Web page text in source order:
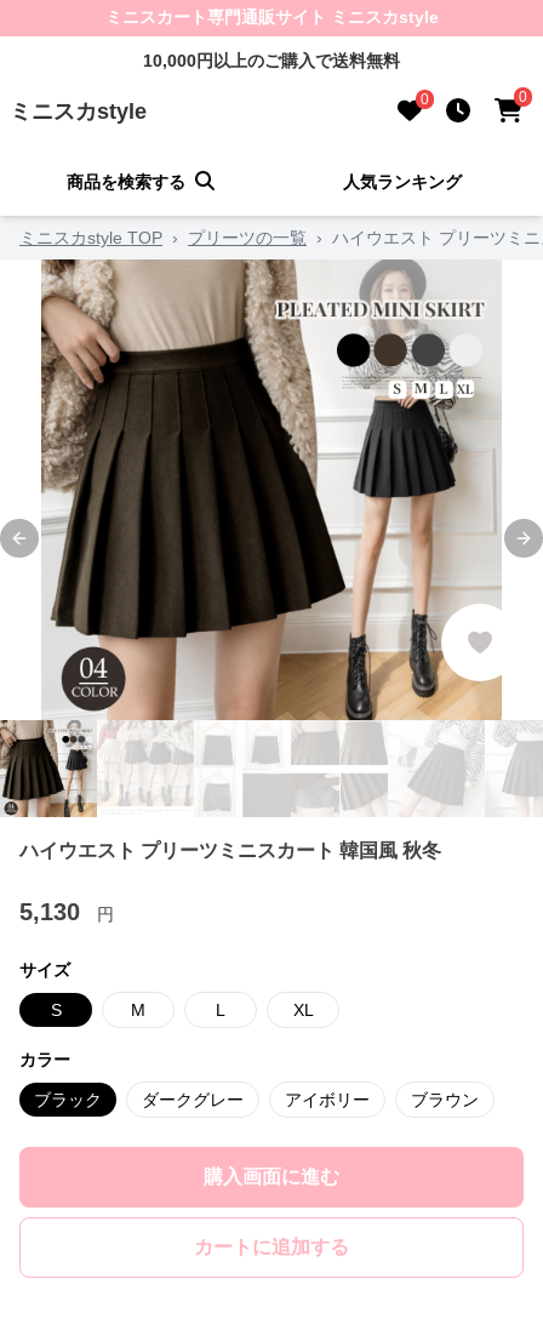
ミニスカート専門通販サイト ミニスカstyle
10,000円以上のご購入で送料無料
ミニスカstyle 0 0
商品を検索する 人気ランキング
ミニスカstyle TOP › プリーツの一覧 › ハイウエスト プリーツミ
Previous slide
ハイウエスト プリーツミニスカート 韓国風 秋冬
5,130 円
サイズ
S M L XL
カラー
ブラック ダークグレー アイボリー ブラウン
購入画面に進む
カートに追加する